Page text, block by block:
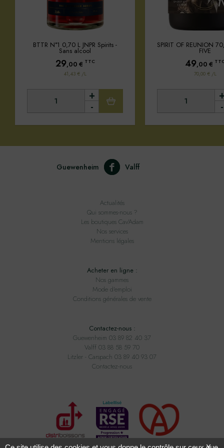
BTTR N°1 0,70 L JNPR Spirits -
Sans alcool
29,00 € TTC
41,43 € /L
-
+
SPIRIT OF REUNION
FIVE
49,00 €
70,00 € /L
-
Guewenheim Valff
Actualités
Qui sommes-nous ?
Les boutiques Cav'Adam
Nos services
Mentions légales
Acheter en ligne :
Nos gammes
Mode d'emploi
Conditions générales de vente
Contactez-nous :
Guewenheim 03 89 82 40 37
Valff 03 88 58 59 70
Litzler - Carspach 03 89 40 93 07
Contactez-nous